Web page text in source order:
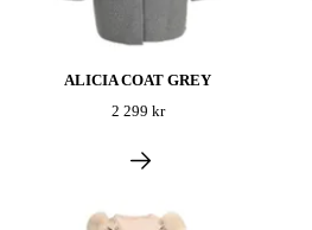
ALICIA COAT GREY
2 299 kr